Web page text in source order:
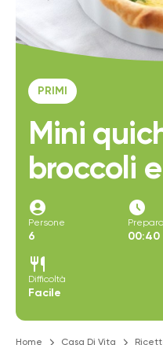
PRIMI
Mini
broccoli
account_circle
Persone
6
access_time_filled
00:40
restaurant
Difficoltà
Facile
Home Casa Di Vita